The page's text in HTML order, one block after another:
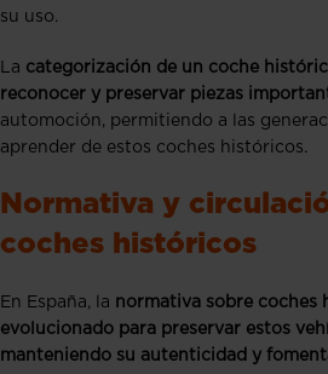
su uso​​.
La categorización de un coche
reconocer y preservar piezas
automoción, permitiendo a las
aprender de estos coches históricos​​.
Normativa y
coches históricos
En España, la normativa sobre coches
evolucionado para preservar estos
manteniendo su autenticidad y